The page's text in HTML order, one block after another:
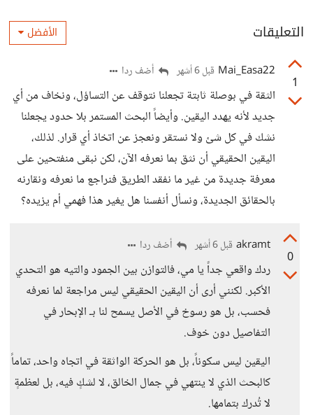
التعليقات الأفضل
1
Mai_Easa22 قبل 6 أشهر أضف ردا
الثقة في بوصلة ثابتة تجعلنا نتوقف عن التساؤل، ونخاف من أي
جديد لأنه يهدد اليقين. وأيضاً البحث المستمر بلا حدود يجعلنا
نشك في كل شئ ولا نستقر ونعجز عن اتخاذ أي قرار. لذلك،
اليقين الحقيقي أن نثق بما نعرفه الآن، لكن نبقى منفتحين على
معرفة جديدة من غير ما نفقد الطريق فنراجع ما نعرفه ونقارنه
بالحقائق الجديدة، ونسأل أنفسنا هل يغير هذا فهمي أم يزيده؟
0
akramt قبل 6 أشهر أضف ردا
ردك واقعي جداً يا مي، فالتوازن بين الجمود والتيه هو التحدي
الأكبر. لكنني أرى أن اليقين الحقيقي ليس مراجعة لما نعرفه
فحسب، بل هو رسوخ في الأصل يسمح لنا بـ الإبحار في
التفاصيل دون خوف.
اليقين ليس سكوناً، بل هو الحركة الواثقة في اتجاه واحد، تماماً
كالبحث الذي لا ينتهي في جمال الخالق، لا لشكٍ فيه، بل لعظمةٍ
لا تُدرك بتمامها.